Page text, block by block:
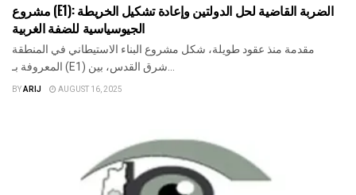
مشروع (E1): الضربة القاضية لحل الدولتين وإعادة تشكيل الخريطة
الجيوسياسية للضفة الغربية
مقدمة منذ عقود طويلة، شكل مشروع البناء الاستيطاني في المنطقة
BYARIJ AUGUST 16, 2025